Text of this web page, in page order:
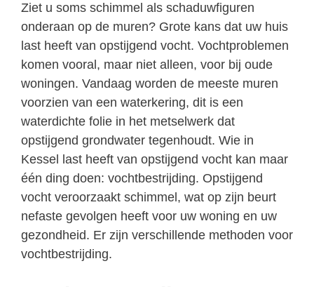
Ziet u soms schimmel als schaduwfiguren
onderaan op de muren? Grote kans dat uw huis
last heeft van opstijgend vocht. Vochtproblemen
komen vooral, maar niet alleen, voor bij oude
woningen. Vandaag worden de meeste muren
voorzien van een waterkering, dit is een
waterdichte folie in het metselwerk dat
opstijgend grondwater tegenhoudt. Wie in
Kessel last heeft van opstijgend vocht kan maar
één ding doen: vochtbestrijding. Opstijgend
vocht veroorzaakt schimmel, wat op zijn beurt
nefaste gevolgen heeft voor uw woning en uw
gezondheid. Er zijn verschillende methoden voor
vochtbestrijding.